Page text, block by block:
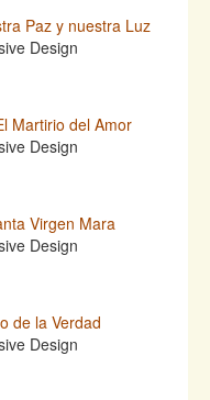
Paz y nuestra Luz
Martirio del Amor
Virgen Mara
de la Verdad